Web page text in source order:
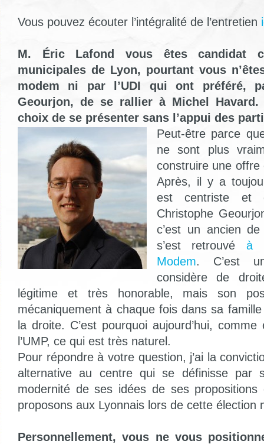
Vous pouvez écouter l’intégralité de l’entretien
M. Éric Lafond vous êtes candidat
municipales de Lyon, pourtant vous
modem ni par l’UDI qui ont préféré,
Geourjon, de se rallier à Michel
choix de se présenter sans l’appui des
Peut-être parce
ne sont plus
construire une
Après, il y a
est centriste et
Christophe
c’est un ancien
s’est retrouvéà
Modem. C’est
considère de
légitime et très honorable, mais son
mécaniquement à chaque fois dans sa famille
la droite. C’est pourquoi aujourd’hui,
l’UMP, ce qui est très naturel.
Pour répondre à votre question, j’ai la
alternative au centre qui se définisse par
modernité de ses idées de ses propositions
proposons aux Lyonnais lors de cette élection
Personnellement, vous ne vous